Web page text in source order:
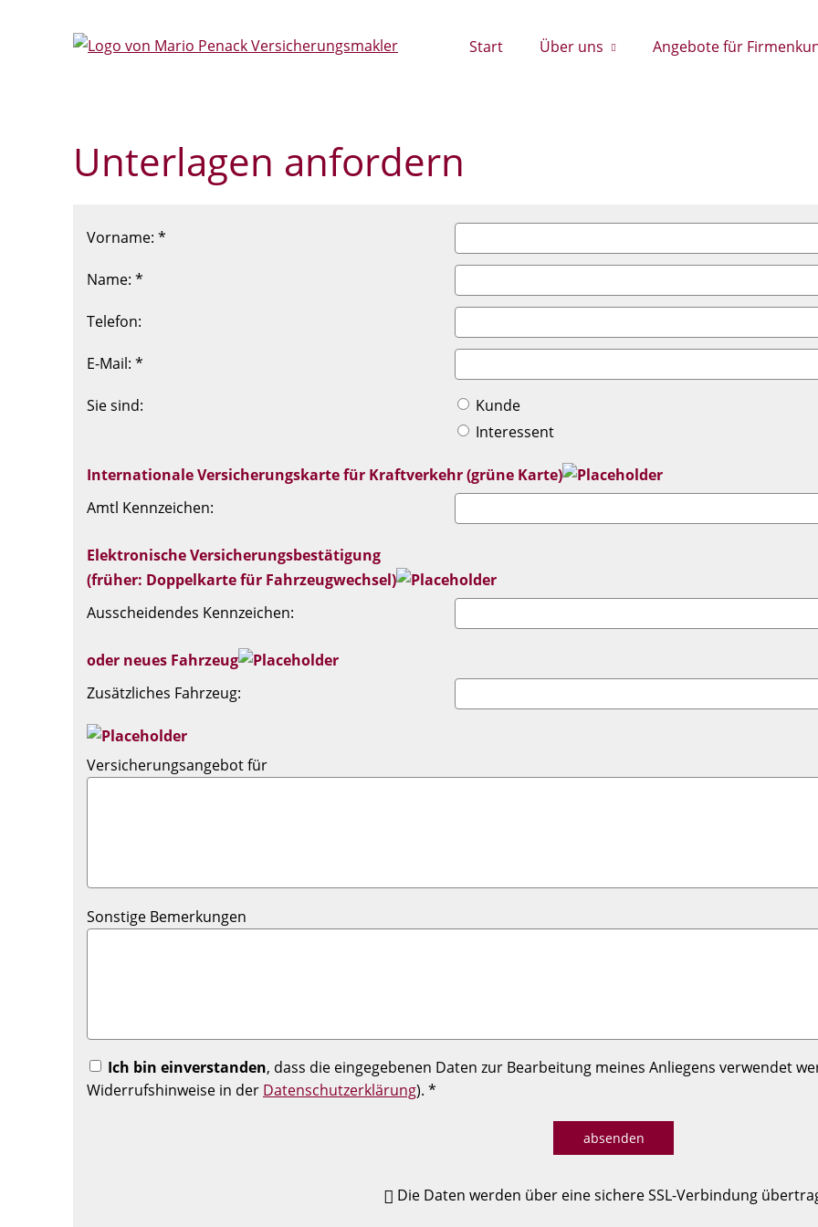
Start Über uns Angebote für
Unterlagen anfordern
Vorname: *
Name: *
Telefon:
E-Mail: *
Sie sind:
Kunde
Interessent
Internationale Versicherungskarte für Kraftverkehr (grüne Karte)
Amtl Kennzeichen:
Elektronische Versicherungsbestätigung
(früher: Doppelkarte für Fahrzeugwechsel)
Ausscheidendes Kennzeichen:
oder neues Fahrzeug
Zusätzliches Fahrzeug:
Versicherungsangebot für
Sonstige Bemerkungen
Ich bin einverstanden, dass die eingegebenen Daten zur Bearbeitung meines Anliegens verwendet
Widerrufshinweise in der Datenschutzerklärung). *
absenden
Die Daten werden über eine sichere SSL-Verbindung